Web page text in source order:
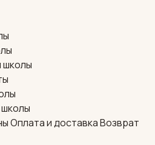
Оплата и доставкаВозврат